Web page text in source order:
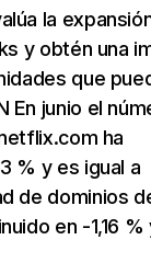
la
y obtén una
que
En junio el
ha
% y es igual a
de dominios
en -1,16 %